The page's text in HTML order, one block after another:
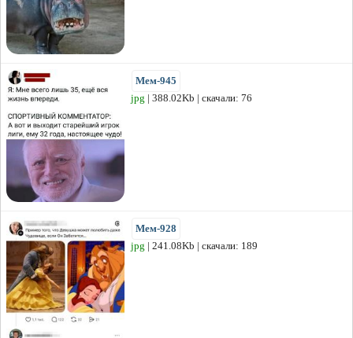
Мем-945
jpg | 388.02Kb | скачали: 76
Мем-928
jpg | 241.08Kb | скачали: 189